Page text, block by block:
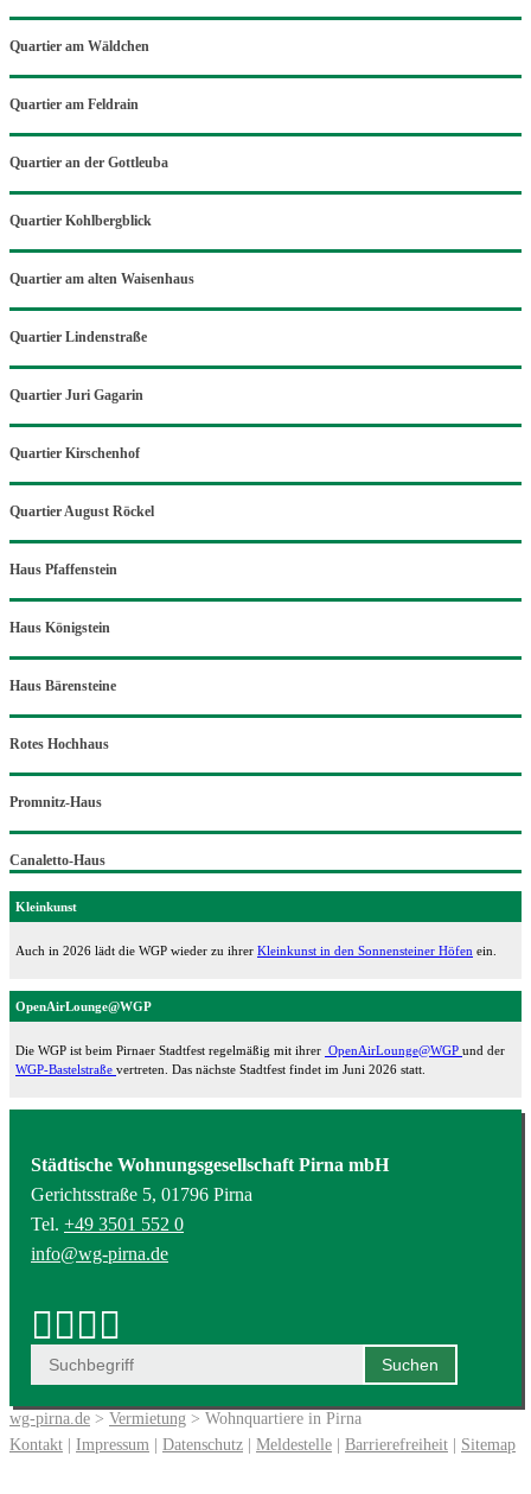
Quartier am Wäldchen
Quartier am Feldrain
Quartier an der Gottleuba
Quartier Kohlbergblick
Quartier am alten Waisenhaus
Quartier Lindenstraße
Quartier Juri Gagarin
Quartier Kirschenhof
Quartier August Röckel
Haus Pfaffenstein
Haus Königstein
Haus Bärensteine
Rotes Hochhaus
Promnitz-Haus
Canaletto-Haus
Kleinkunst
Auch in 2026 lädt die WGP wieder zu ihrer Kleinkunst in den Sonnensteiner Höfen ein.
OpenAirLounge@WGP
Die WGP ist beim Pirnaer Stadtfest regelmäßig mit ihrer OpenAirLounge@WGP und der
WGP-Bastelstraße vertreten. Das nächste Stadtfest findet im Juni 2026 statt.
Städtische Wohnungsgesellschaft Pirna mbH
Gerichtsstraße 5, 01796 Pirna
Tel. +49 3501 552 0
info@wg-pirna.de
wg-pirna.de > Vermietung > Wohnquartiere in Pirna
Kontakt | Impressum | Datenschutz | Meldestelle | Barrierefreiheit | Sitemap